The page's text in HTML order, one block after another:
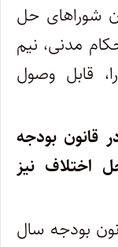
به ماده ۳۳ قانون شوراهای حل
مدنی، نیم
قابل وصول
قانون بودجه
حل اختلاف نیز
بودجه سال